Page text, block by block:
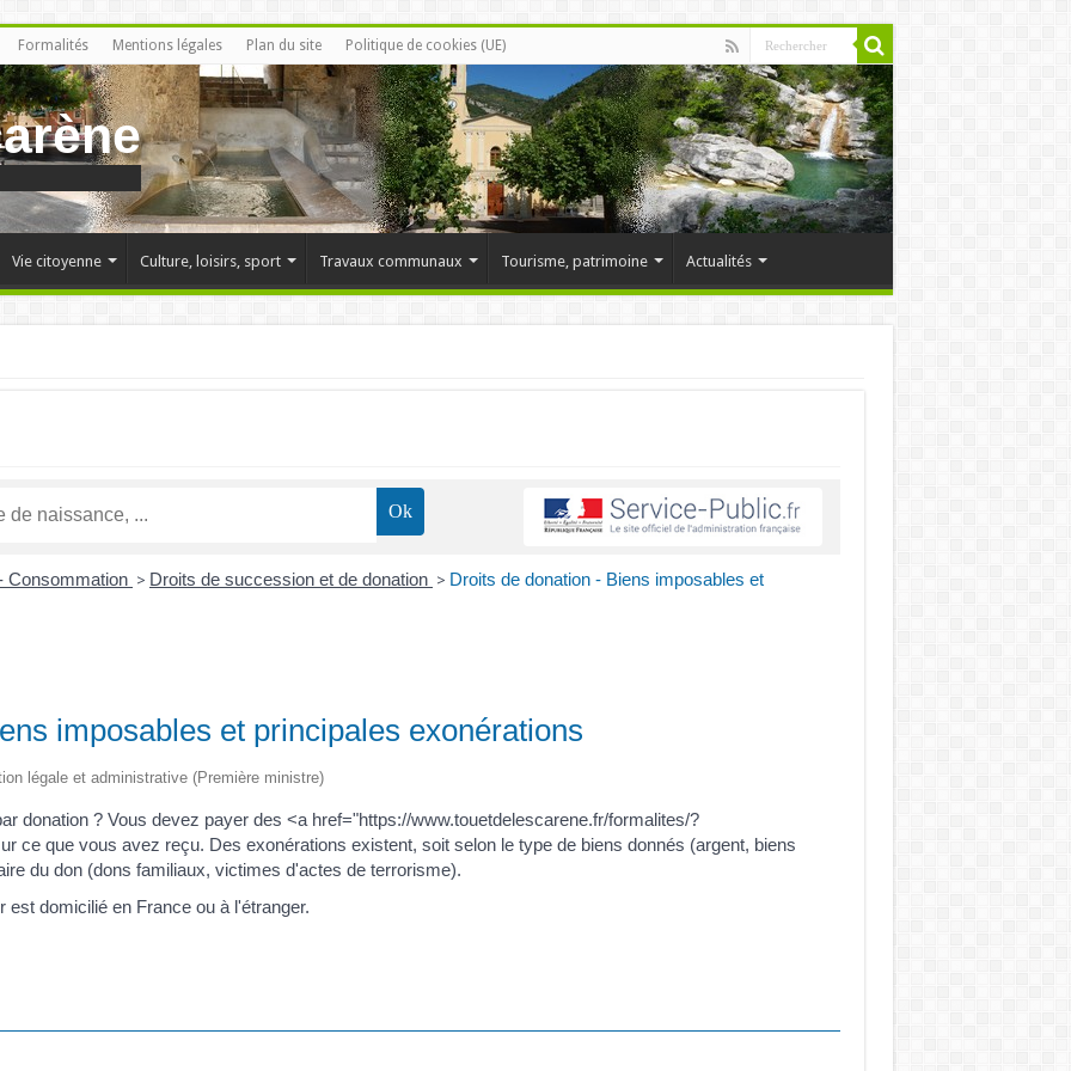
Formalités Mentions légales Plan du site Politique de cookies (UE)
Vie citoyenne Culture, loisirs, sport Travaux communaux Tourisme, patrimoine Actualités
Consommation > Droits de succession et de donation > Droits de donation - Biens imposables et
imposables et principales exonérations
légale et administrative (Première ministre)
donation ? Vous devez payer des <a href="https://www.touetdelescarene.fr/formalites/?
ce que vous avez reçu. Des exonérations existent, soit selon le type de biens donnés (argent, biens
du don (dons familiaux, victimes d'actes de terrorisme).
domicilié en France ou à l'étranger.